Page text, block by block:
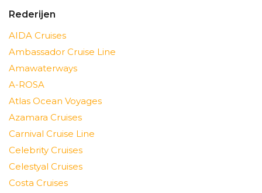
Rederijen
AIDA Cruises
Ambassador Cruise Line
Amawaterways
A-ROSA
Atlas Ocean Voyages
Azamara Cruises
Carnival Cruise Line
Celebrity Cruises
Celestyal Cruises
Costa Cruises